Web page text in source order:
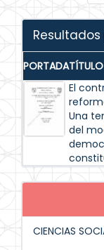
PORTADATÍTULO
El
Una
del
CIENCIAS